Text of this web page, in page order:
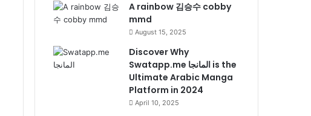
A rainbow 김승수 cobby
mmd
August 15, 2025
Discover Why
Swatapp.me المانجا is the
Ultimate Arabic Manga
Platform in 2024
April 10, 2025